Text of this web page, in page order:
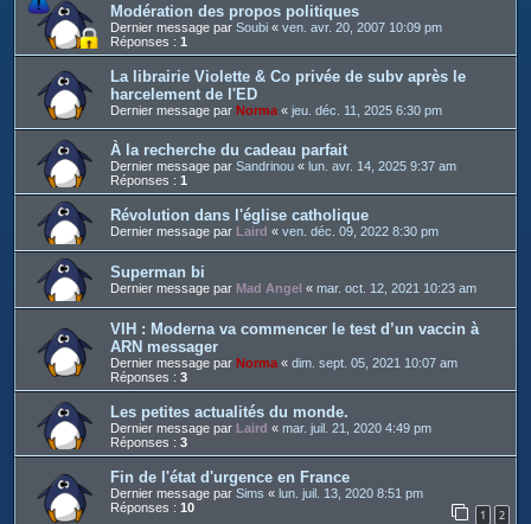
Modération des propos politiques
Dernier message par Soubi « ven. avr. 20, 2007 10:09 pm
Réponses : 1
La librairie Violette & Co privée de subv après le
harcelement de l'ED
Dernier message par Norma « jeu. déc. 11, 2025 6:30 pm
À la recherche du cadeau parfait
Dernier message par Sandrinou « lun. avr. 14, 2025 9:37 am
Réponses : 1
Révolution dans l'église catholique
Dernier message par Laird « ven. déc. 09, 2022 8:30 pm
Superman bi
Dernier message par Mad Angel « mar. oct. 12, 2021 10:23 am
VIH : Moderna va commencer le test d’un vaccin à
ARN messager
Dernier message par Norma « dim. sept. 05, 2021 10:07 am
Réponses : 3
Les petites actualités du monde.
Dernier message par Laird « mar. juil. 21, 2020 4:49 pm
Réponses : 3
Fin de l'état d'urgence en France
Dernier message par Sims « lun. juil. 13, 2020 8:51 pm
Réponses : 10 1 2